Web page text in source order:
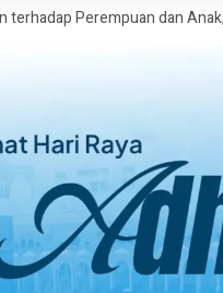
Perempuan dan Anak,